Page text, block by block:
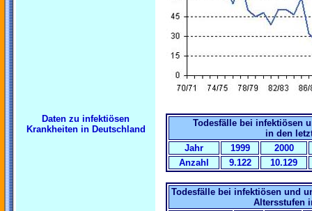
Daten zu infektiösen
Krankheiten in Deutschland
Todesfälle bei infektiösen
in den
Jahr
1999
2000
Anzahl
9.122 10.129
Todesfälle bei infektiösen und
Altersstufen